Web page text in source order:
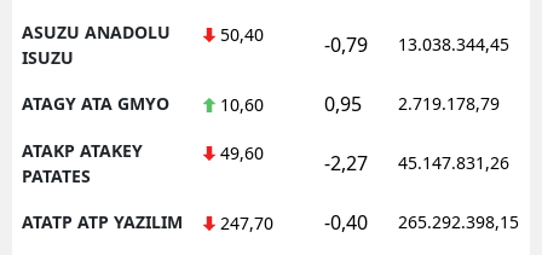
ASUZU ANADOLU
ISUZU
50,40 -0,79 13.038.344,45
ATAGY ATA GMYO 10,60 0,95 2.719.178,79
ATAKP ATAKEY
PATATES
49,60 -2,27 45.147.831,26
ATATP ATP YAZILIM 247,70 -0,40 265.292.398,15